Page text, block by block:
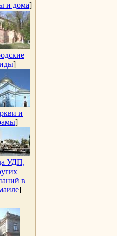
и дома]
]
и
]
УДП,
в
]